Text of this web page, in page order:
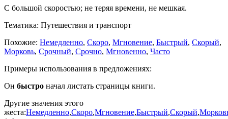
С большой скоростью; не теряя времени, не мешкая.
Тематика: Путешествия и транспорт
Похожие: Немедленно, Скоро, Мгновение, Быстрый, Скорый,
Морковь, Срочный, Срочно, Мгновенно, Часто
Примеры использования в предложениях:
Он быстро начал листать страницы книги.
Другие значения этого
жеста:Немедленно,Скоро,Мгновение,Быстрый,Скорый,